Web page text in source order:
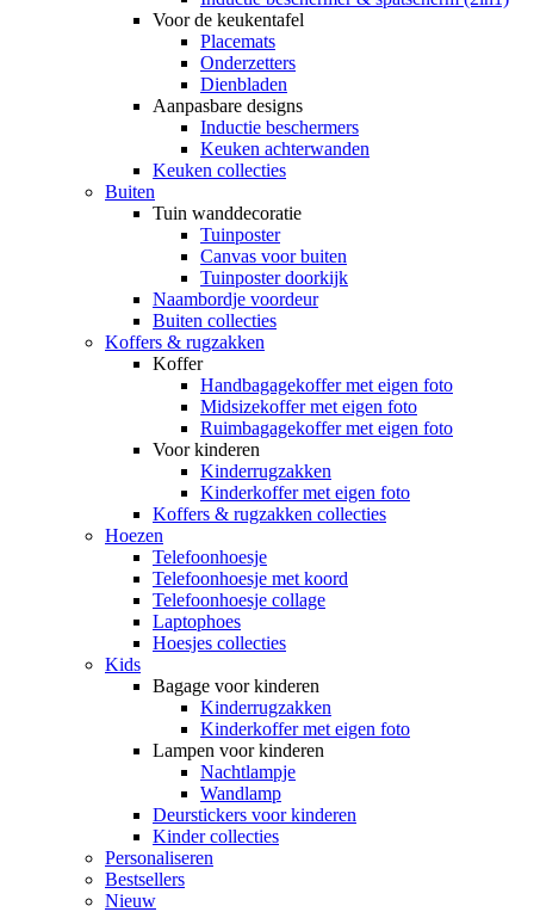
Voor de keukentafel
Placemats
Onderzetters
Dienbladen
Aanpasbare designs
Inductie beschermers
Keuken achterwanden
Keuken collecties
Buiten
Tuin wanddecoratie
Tuinposter
Canvas voor buiten
Tuinposter doorkijk
Naambordje voordeur
Buiten collecties
Koffers & rugzakken
Koffer
Handbagagekoffer met eigen foto
Midsizekoffer met eigen foto
Ruimbagagekoffer met eigen foto
Voor kinderen
Kinderrugzakken
Kinderkoffer met eigen foto
Koffers & rugzakken collecties
Hoezen
Telefoonhoesje
Telefoonhoesje met koord
Telefoonhoesje collage
Laptophoes
Hoesjes collecties
Kids
Bagage voor kinderen
Kinderrugzakken
Kinderkoffer met eigen foto
Lampen voor kinderen
Nachtlampje
Wandlamp
Deurstickers voor kinderen
Kinder collecties
Personaliseren
Bestsellers
Nieuw